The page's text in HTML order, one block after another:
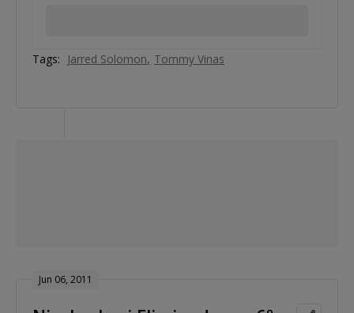
Tags: Jarred Solomon Tommy Vinas
Jun 06, 2011